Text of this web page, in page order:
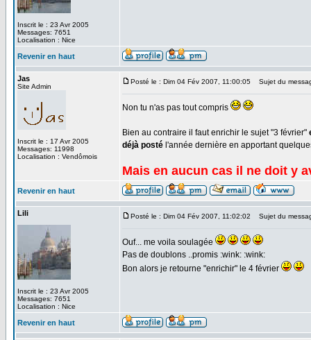
Inscrit le : 23 Avr 2005
Messages: 7651
Localisation : Nice
Revenir en haut
Jas
Site Admin
Inscrit le : 17 Avr 2005
Messages: 11998
Localisation : Vendômois
Posté le : Dim 04 Fév 2007, 11:00:05 Sujet du
Non tu n'as pas tout compris
Bien au contraire il faut enrichir le sujet "3 février"
déjà posté l'année dernière en apportant
Mais en aucun cas il ne doit y
Revenir en haut
Lili
Inscrit le : 23 Avr 2005
Messages: 7651
Localisation : Nice
Posté le : Dim 04 Fév 2007, 11:02:02 Sujet du
Ouf... me voila soulagée
Pas de doublons ..promis :wink: :wink:
Bon alors je retourne "enrichir" le 4 février
Revenir en haut